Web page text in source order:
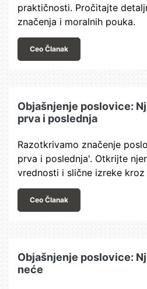
praktičnosti. Pročitajte
značenja i moralnih pouka.
Ceo Članak
Objašnjenje poslovice:
prva i poslednja
Razotkrivamo značenje
prva i poslednja'. Otkrijte
vrednosti i slične izreke kroz
Ceo Članak
Objašnjenje poslovice:
neće